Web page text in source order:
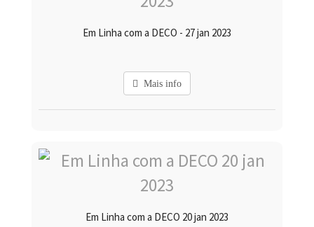
Em Linha com a DECO - 27 jan 2023
Mais info
Em Linha com a DECO 20 jan 2023